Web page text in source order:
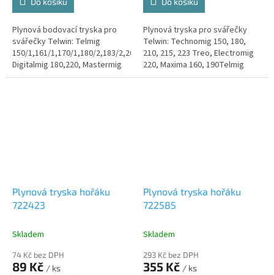
Plynová bodovací tryska pro
svářečky Telwin: Telmig
150/1,161/1,170/1,180/2,183/2,200/2,203/2,250/2,251/2,
Digitalmig 180,220, Mastermig
220/2, Technomig 200,225
Plynová tryska pro svářečky
Telwin: Technomig 150, 180,
210, 215, 223 Treo, Electromig
220, Maxima 160, 190Telmig
170/1, 180/2, 195/2, 200/2,
Plynová tryska hořáku
722423
Skladem
74 Kč bez DPH
89 Kč / ks
Plynová tryska hořáku
722585
Skladem
293 Kč bez DPH
355 Kč / ks